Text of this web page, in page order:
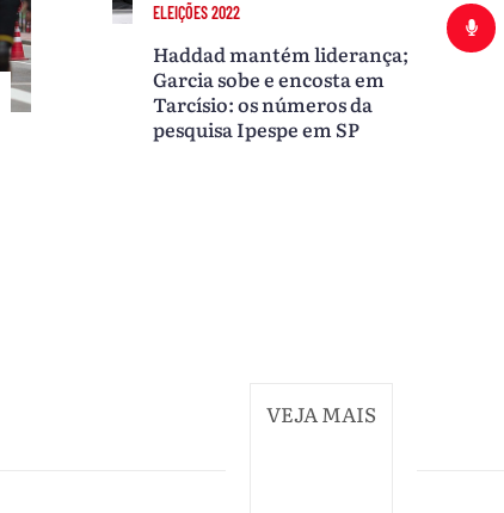
ELEIÇÕES 2022
Haddad mantém liderança;
Garcia sobe e encosta em
Tarcísio: os números da
pesquisa Ipespe em SP
VEJA MAIS